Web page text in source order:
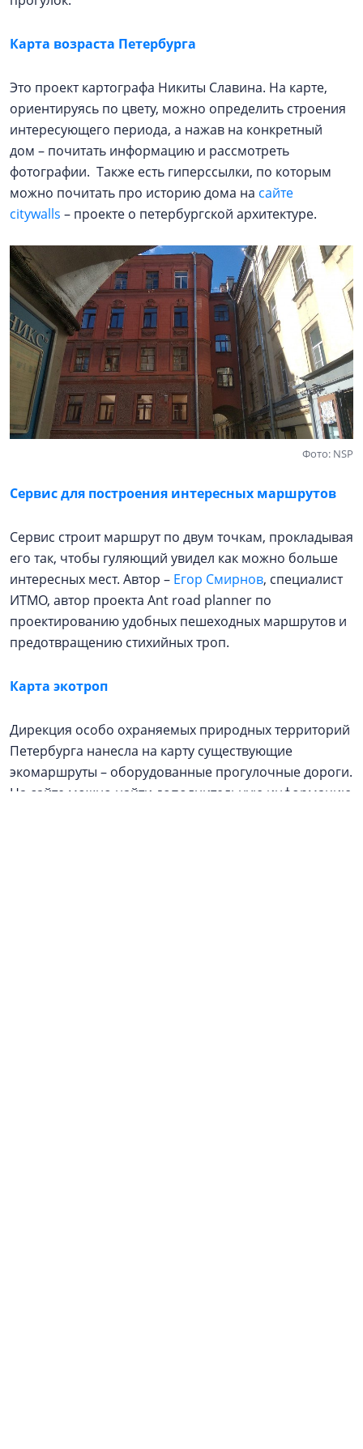
Карта возраста Петербурга
Это проект картографа Никиты Славина. На карте,
ориентируясь по цвету, можно определить строения
интересующего периода, а нажав на конкретный
дом – почитать информацию и рассмотреть
фотографии. Также есть гиперссылки, по которым
можно почитать про историю дома на сайте
citywalls – проекте о петербургской архитектуре.
Фото: NSP
Сервис для построения интересных маршрутов
Сервис строит маршрут по двум точкам, прокладывая
его так, чтобы гуляющий увидел как можно больше
интересных мест. Автор – Егор Смирнов, специалист
ИТМО, автор проекта Ant road planner по
проектированию удобных пешеходных маршрутов и
предотвращению стихийных троп.
Карта экотроп
Дирекция особо охраняемых природных территорий
Петербурга нанесла на карту существующие
экомаршруты – оборудованные прогулочные дороги.
На сайте можно найти дополнительную информацию